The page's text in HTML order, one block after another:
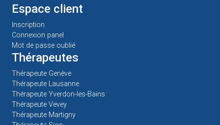
Espace client
Inscription
Connexion panel
Mot de passe oublié
Thérapeutes
Thérapeute Genève
Thérapeute Lausanne
Thérapeute Yverdon-les-Bains
Thérapeute Vevey
Thérapeute Martigny